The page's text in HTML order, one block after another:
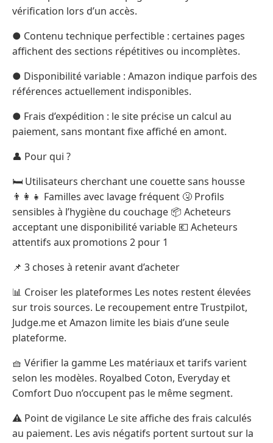
vérification lors d’un accès.
● Contenu technique perfectible : certaines pages
affichent des sections répétitives ou incomplètes.
● Disponibilité variable : Amazon indique parfois des
références actuellement indisponibles.
● Frais d’expédition : le site précise un calcul au
paiement, sans montant fixe affiché en amont.
👤 Pour qui ?
🛏️ Utilisateurs cherchant une couette sans housse
👨‍👩‍👧 Familles avec lavage fréquent 🤧 Profils
sensibles à l’hygiène du couchage 📦 Acheteurs
acceptant une disponibilité variable 💶 Acheteurs
attentifs aux promotions 2 pour 1
📌 3 choses à retenir avant d’acheter
📊 Croiser les plateformes Les notes restent élevées
sur trois sources. Le recoupement entre Trustpilot,
Judge.me et Amazon limite les biais d’une seule
plateforme.
🧺 Vérifier la gamme Les matériaux et tarifs varient
selon les modèles. Royalbed Coton, Everyday et
Comfort Duo n’occupent pas le même segment.
⚠️ Point de vigilance Le site affiche des frais calculés
au paiement. Les avis négatifs portent surtout sur la